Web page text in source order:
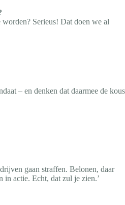
Serieus! Dat doen we al
– en denken dat daarmee de kous
gaan straffen. Belonen, daar
in actie. Echt, dat zul je zien.’